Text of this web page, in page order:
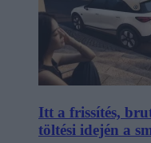
Itt a frissítés,
töltési idején a